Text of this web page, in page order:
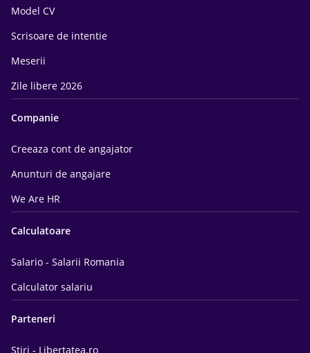
Model CV
Scrisoare de intentie
Meserii
Zile libere 2026
Companie
Creeaza cont de angajator
Anunturi de angajare
We Are HR
Calculatoare
Salario - Salarii Romania
Calculator salariu
Parteneri
Știri - Libertatea.ro